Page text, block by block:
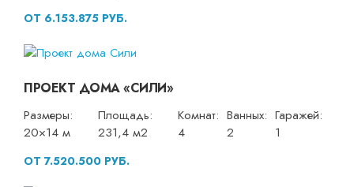
ОТ 6.153.875 РУБ.
ПРОЕКТ ДОМА «СИЛИ»
Размеры:
20×14 м
Площадь:
231,4 м2
Комнат:
4
Ванных:
2
Гаражей:
1
ОТ 7.520.500 РУБ.